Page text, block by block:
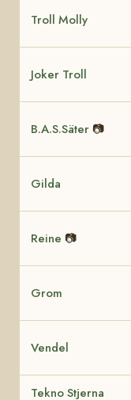
Troll Molly
Joker Troll
B.A.S.Säter 📷
Gilda
Reine 📷
Grom
Vendel
Tekno Stjerna